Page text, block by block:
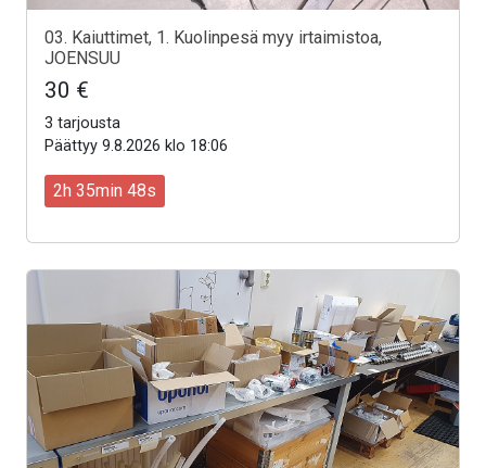
03. Kaiuttimet, 1. Kuolinpesä myy irtaimistoa,
JOENSUU
30 €
3 tarjousta
Päättyy 9.8.2026 klo 18:06
2h 35min 46s